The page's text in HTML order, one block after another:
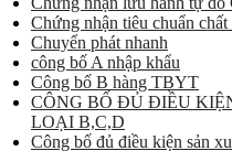
Chứng nhận tiêu chuẩn
Chuyển phát nhanh
công bố A nhập khẩu
Công bố B hàng TBYT
CÔNG BỐ ĐỦ ĐIỀU
LOẠI B,C,D
Công bố đủ điều kiện sản